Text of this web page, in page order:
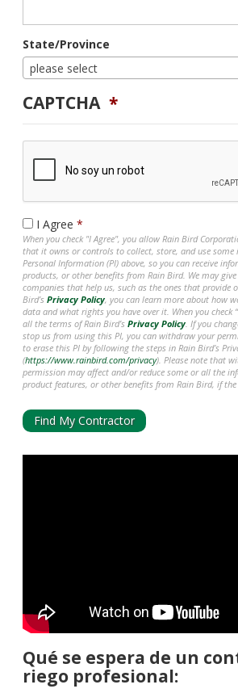
State/Province
please select
CAPTCHA
I Agree
When you check "I Agree", you allow Rain Bird
that it owns or controls to collect, store, and use
Personal Information (PI) above, so you can receive
products, or other benefits from Rain Bird. We may
companies that help us, such as the ones that provide
Bird’s Privacy Policy, you can learn more about how
data and what rights you have over it. When you check
all the terms of Rain Bird’s Privacy Policy . If you
stop us from using this PI, you can withdraw your
to erase this PI by following the steps in Rain Bird’s
(https://www.rainbird.com/privacy). Please note that
permission may affect and/or reduce some or all the
product features, or other benefits from Rain Bird, if the
Qué se espera de un
riego profesional: